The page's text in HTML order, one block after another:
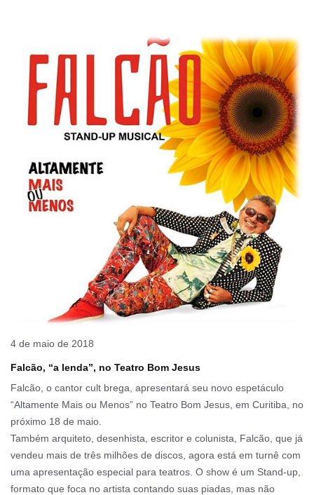
4 de maio de 2018
Falcão, “a lenda”, no Teatro Bom Jesus
Falcão, o cantor cult brega, apresentará seu novo espetáculo
“Altamente Mais ou Menos” no Teatro Bom Jesus, em Curitiba, no
próximo 18 de maio.
Também arquiteto, desenhista, escritor e colunista, Falcão, que já
vendeu mais de três milhões de discos, agora está em turnê com
uma apresentação especial para teatros. O show é um Stand-up,
formato que foca no artista contando suas piadas, mas não